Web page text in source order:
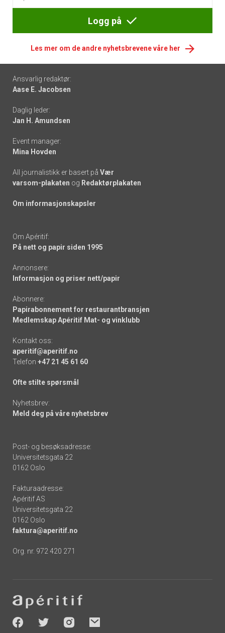
Logg på
Les mer om de andre nyhetsbrevene våre her
Footer
-
links
Ansvarlig redaktør:
Aase E. Jacobsen
Daglig leder:
Jan H. Amundsen
Event manager:
Mina Hovden
All journalistikk er basert på Vær
varsom-plakaten og Redaktørplakaten
Om informasjonskapsler
Om Apéritif:
På nett og papir siden 1995
Annonsere:
Informasjon og priser nett/papir
Abonnere:
Papirabonnement for restaurantbransjen
Medlemskap Apéritif Mat- og vinklubb
Kontakt oss:
aperitif@aperitif.no
Telefon +47 21 45 61 60
Ofte stilte spørsmål
Nyhetsbrev:
Meld deg på våre nyhetsbrev
Post- og besøksadresse:
Universitetsgata 22
0162 Oslo
Fakturaadresse:
Apéritif AS
Universitetsgata 22
0162 Oslo
faktura@aperitif.no
Org. nr. 972 420 271
-